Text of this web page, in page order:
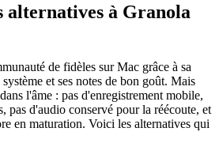
alternatives à Granola
de fidèles sur Mac grâce à sa
et ses notes de bon goût. Mais
l'âme : pas d'enregistrement mobile,
pas d'audio conservé pour la réécoute, et
en maturation. Voici les alternatives qui